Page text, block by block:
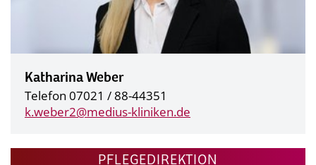
Katharina Weber
Telefon 07021 / 88-44351
k.weber2@medius-kliniken.de
PFLEGEDIREKTION